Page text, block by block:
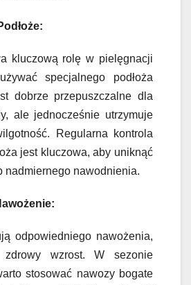
kluczową rolę w pielęgnacji
specjalnego podłoża
dobrze przepuszczalne dla
ale jednocześnie utrzymuje
Regularna kontrola
jest kluczowa, aby uniknąć
nadmiernego nawodnienia.
odpowiedniego nawożenia,
zdrowy wzrost. W sezonie
stosować nawozy bogate